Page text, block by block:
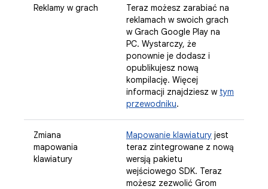
Reklamy w grach
Teraz możesz zarabiać na
reklamach w swoich grach
w Grach Google Play na
PC. Wystarczy, że
ponownie je dodasz i
opublikujesz nową
kompilację. Więcej
informacji znajdziesz w tym
przewodniku.
Zmiana
mapowania
klawiatury
Mapowanie klawiatury jest
teraz zintegrowane z nową
wersją pakietu
wejściowego SDK. Teraz
możesz zezwolić Grom